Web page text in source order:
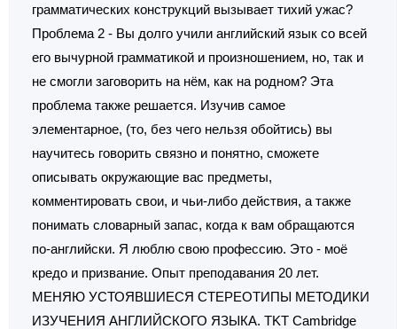
грамматических конструкций вызывает тихий ужас?
Проблема 2 - Вы долго учили английский язык со всей
его вычурной грамматикой и произношением, но, так и
не смогли заговорить на нём, как на родном? Эта
проблема также решается. Изучив самое
элементарное, (то, без чего нельзя обойтись) вы
научитесь говорить связно и понятно, сможете
описывать окружающие вас предметы,
комментировать свои, и чьи-либо действия, а также
понимать словарный запас, когда к вам обращаются
по-английски. Я люблю свою профессию. Это - моё
кредо и призвание. Опыт преподавания 20 лет.
МЕНЯЮ УСТОЯВШИЕСЯ СТЕРЕОТИПЫ МЕТОДИКИ
ИЗУЧЕНИЯ АНГЛИЙСКОГО ЯЗЫКА. TKT Cambridge